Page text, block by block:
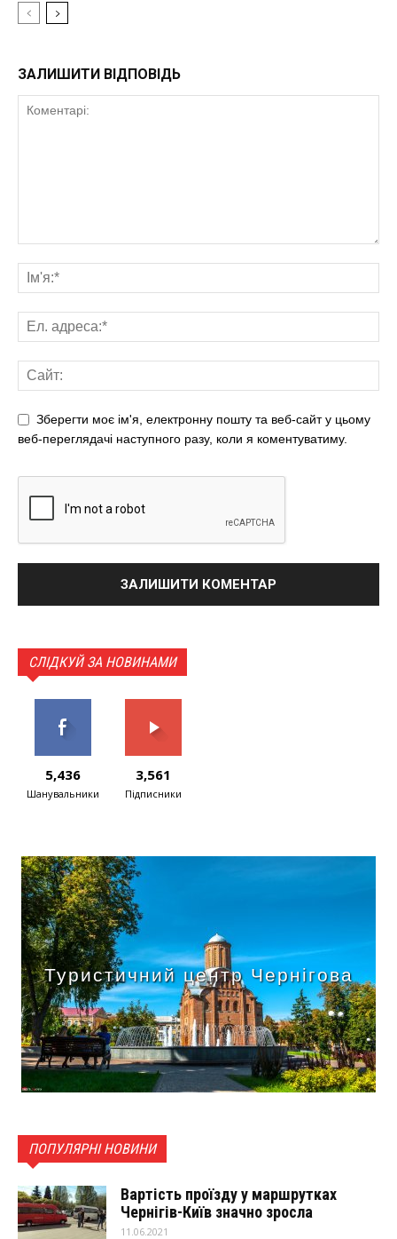
ЗАЛИШИТИ ВІДПОВІДЬ
Зберегти моє ім'я, електронну пошту та веб-сайт у цьому
веб-переглядачі наступного разу, коли я коментуватиму.
СЛІДКУЙ ЗА НОВИНАМИ
5,436
Шанувальники
3,561
Підписники
Туристичний центр Чернігова
ПОПУЛЯРНІ НОВИНИ
Вартість проїзду у маршрутках
Чернігів-Київ значно зросла
11.06.2021